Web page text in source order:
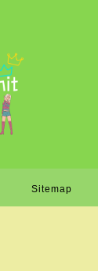
Sitemap